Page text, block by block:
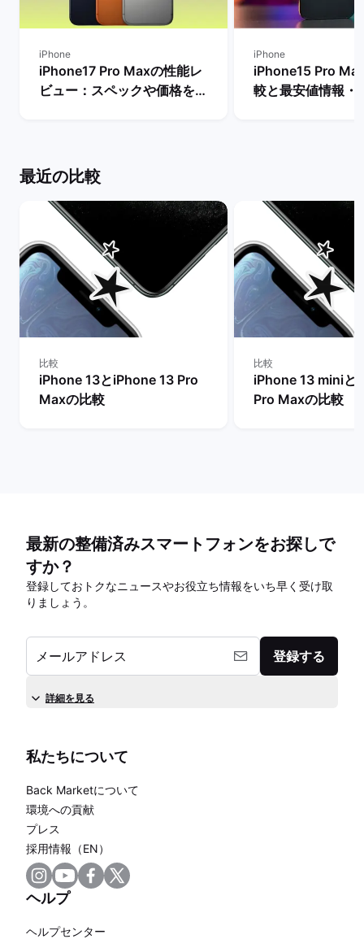
iPhone
iPhone17 Pro Maxの性能レ
ビュー：スペックや価格を
iPhone
iPhone15 Pro
較と最安値情報・
最近の比較
比較
iPhone 13とiPhone 13 Pro
Maxの比較
比較
iPhone 13 miniと
Pro Maxの比較
最新の整備済みスマートフォンをお探しで
すか？
登録しておトクなニュースやお役立ち情報をいち早く受け取
りましょう。
メールアドレス 登録する
詳細を見る
私たちについて
Back Marketについて
環境への貢献
プレス
採用情報（EN）
ヘルプ
ヘルプセンター